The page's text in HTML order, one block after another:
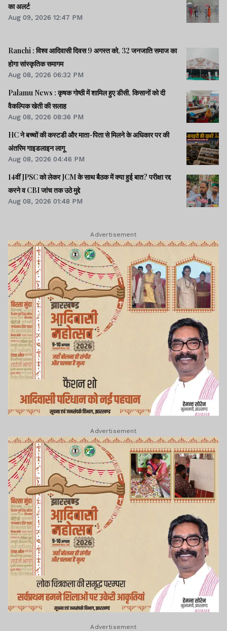
का अलर्ट
Aug 09, 2026 12:47 PM
Ranchi : विश्व आदिवासी दिवस 9 अगस्त को, 32 जनजाति समाज का
होगा सांस्कृतिक समागम
Aug 08, 2026 06:32 PM
Palamu News : कृषक गोष्ठी में शामिल हुए डीसी, किसानों को दी
वैकल्पिक खेती की सलाह
Aug 08, 2026 08:36 PM
HC ने बच्चों की कस्टडी और माता-पिता से मिलने के अधिकार पर की
अंतरिम गाइडलाइन लागू
Aug 08, 2026 04:46 PM
14वीं JPSC को लेकर JCM के साथ बैठक में क्या हुई बात? परीक्षा रद्द
करने व CBI जांच तक उठे मुद्दे
Aug 08, 2026 01:48 PM
Advertisement
Advertisement
Advertisement